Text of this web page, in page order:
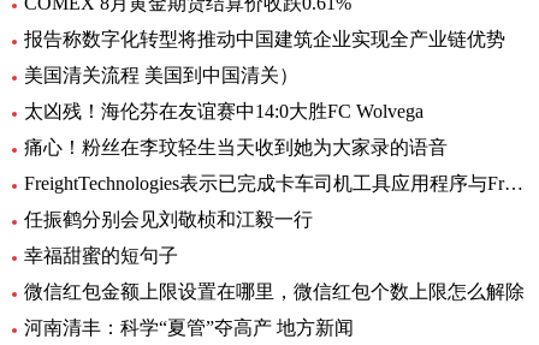
报告称数字化转型将推动中国建筑企业实现全产业链优势
美国清关流程 美国到中国清关）
太凶残！海伦芬在友谊赛中14:0大胜FC Wolvega
痛心！粉丝在李玟轻生当天收到她为大家录的语音
FreightTechnologies表示已完成卡车司机工具应用程序与Fr8App货运匹配平台的集成
任振鹤分别会见刘敬桢和江毅一行
幸福甜蜜的短句子
微信红包金额上限设置在哪里，微信红包个数上限怎么解除
河南清丰：科学“夏管”夺高产 地方新闻